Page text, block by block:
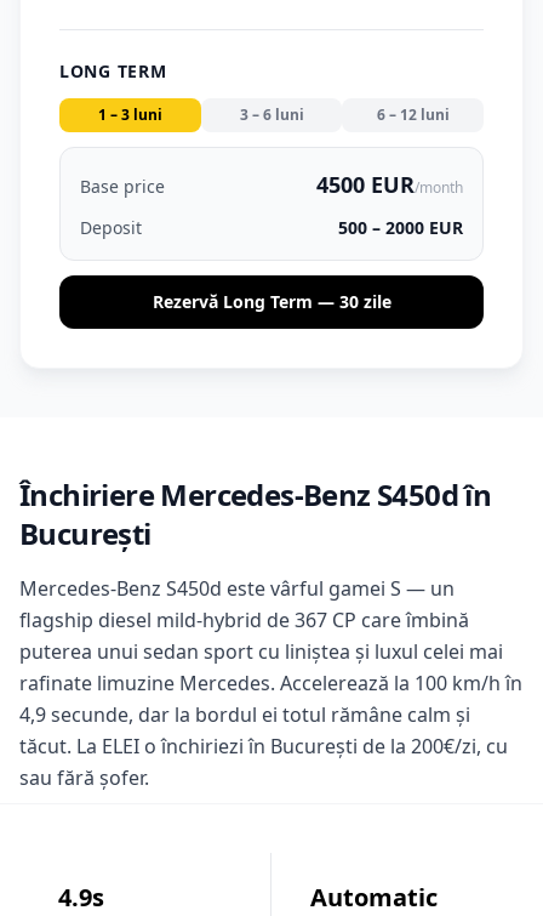
LONG TERM
1 – 3 luni 3 – 6 luni 6 – 12 luni
Base price 4500 EUR/month
Deposit 500 – 2000 EUR
Rezervă Long Term — 30 zile
Închiriere Mercedes-Benz S450d în
București
Mercedes-Benz S450d este vârful gamei S — un
flagship diesel mild-hybrid de 367 CP care îmbină
puterea unui sedan sport cu liniștea și luxul celei mai
rafinate limuzine Mercedes. Accelerează la 100 km/h în
4,9 secunde, dar la bordul ei totul rămâne calm și
tăcut. La ELEI o închiriezi în București de la 200€/zi, cu
sau fără șofer.
4.9s Automatic